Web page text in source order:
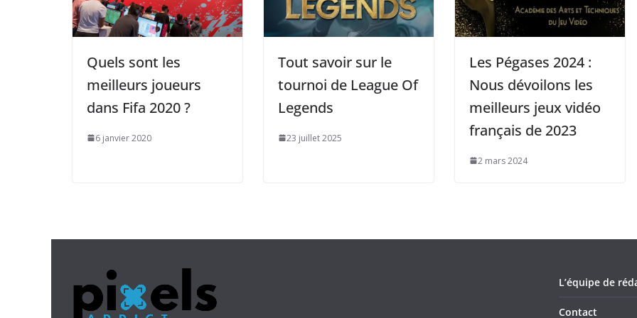
Quels sont les
meilleurs joueurs
dans Fifa 2020 ?
6 janvier 2020
Tout savoir sur le
tournoi de League Of
Legends
23 juillet 2025
Les Pégases 2024 :
Nous dévoilons les
meilleurs jeux vidéo
français de 2023
2 mars 2024
L’équipe de
Contact